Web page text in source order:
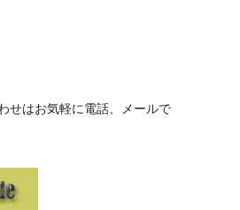
せはお気軽に電話、メールで